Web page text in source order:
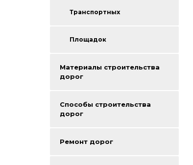
Транспортных
Площадок
Материалы строительства
дорог
Способы строительства
дорог
Ремонт дорог